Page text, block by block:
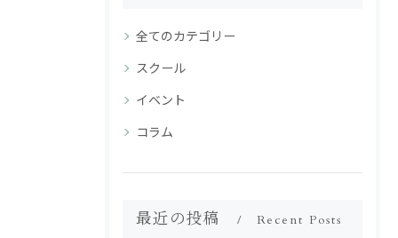
全てのカテゴリー
スクール
イベント
コラム
最近の投稿 Recent Posts